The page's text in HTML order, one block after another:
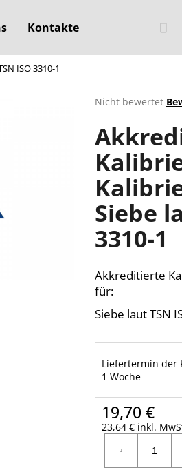
Kontakte
ISO 3310-1
Die
Produktbewertung
ist
0,0
von
5
Sternen.
Nicht bewertet
Siebe
3310-1
Akkreditierte
für:
Siebe laut TSN
Liefertermin der
1 Woche
19,70 €
23,64 € inkl.